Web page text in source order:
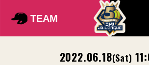
TEAM
2022.06.18(Sat)